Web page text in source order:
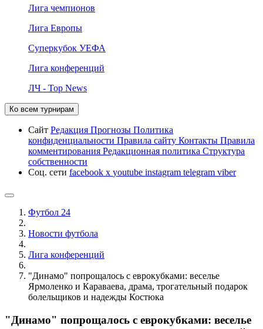
Лига чемпионов
Лига Европы
Суперкубок УЕФА
Лига конференций
ЛЧ - Top News
Ко всем турнирам
Сайт Редакция Прогнозы Политика
конфиденциальности Правила сайту Контакты Правила
комментирования Редакционная политика Структура
собственности
Соц. сети facebook x youtube instagram telegram viber
Футбол 24
Новости футбола
Лига конференций
"Динамо" попрощалось с еврокубками: веселье
Ярмоленко и Караваева, драма, трогательный подарок
болельщиков и надежды Костюка
"Динамо" попрощалось с еврокубками: веселье